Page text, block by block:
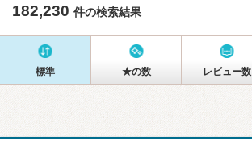
182,230 件の検索結果
標準 ★の数 レビュー数